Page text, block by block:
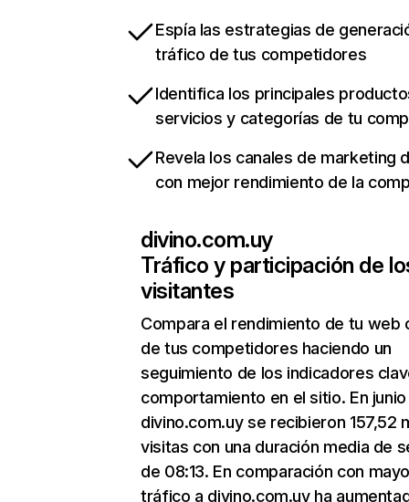
Espía las estrategias de
tráfico de tus competidores
Identifica los principales
servicios y categorías de tu
Revela los canales de marketing
con mejor rendimiento de la
divino.com.uy
Tráfico y participación de
visitantes
Compara el rendimiento de tu web
de tus competidores haciendo un
seguimiento de los indicadores
comportamiento en el sitio. En junio
divino.com.uy se recibieron 157,52
visitas con una duración media de
de 08:13. En comparación con
tráfico a divino.com.uy ha